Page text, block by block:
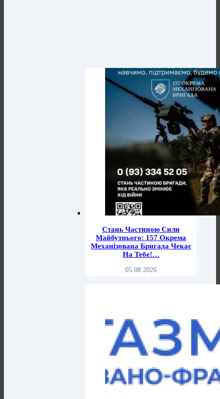
Стань Частиною Сили
Майбутнього: 157 Окрема
Механізована Бригада Чекає
На Тебе!…
05.08.2026